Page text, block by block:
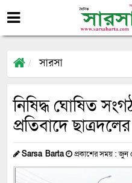
সারসা
নিষিদ্ধ ঘোষিত
প্রতিবাদে
Sarsa Barta প্রকাশের সময় :